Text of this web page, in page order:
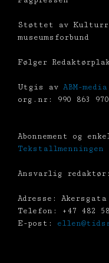
Støttet av
museumsforbund
Følger
Utgis av ABM-
org.nr: 990 863 970
Abonnement og
Tekstallmenningen
Ansvarlig
Adresse:
Telefon: +47 482
E-post: